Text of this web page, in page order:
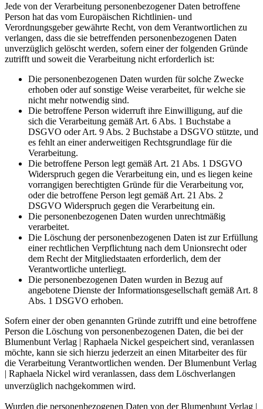
Jede von der Verarbeitung personenbezogener Daten betroffene
Person hat das vom Europäischen Richtlinien- und
Verordnungsgeber gewährte Recht, von dem Verantwortlichen zu
verlangen, dass die sie betreffenden personenbezogenen Daten
unverzüglich gelöscht werden, sofern einer der folgenden Gründe
zutrifft und soweit die Verarbeitung nicht erforderlich ist:
Die personenbezogenen Daten wurden für solche Zwecke
erhoben oder auf sonstige Weise verarbeitet, für welche sie
nicht mehr notwendig sind.
Die betroffene Person widerruft ihre Einwilligung, auf die
sich die Verarbeitung gemäß Art. 6 Abs. 1 Buchstabe a
DSGVO oder Art. 9 Abs. 2 Buchstabe a DSGVO stützte, und
es fehlt an einer anderweitigen Rechtsgrundlage für die
Verarbeitung.
Die betroffene Person legt gemäß Art. 21 Abs. 1 DSGVO
Widerspruch gegen die Verarbeitung ein, und es liegen keine
vorrangigen berechtigten Gründe für die Verarbeitung vor,
oder die betroffene Person legt gemäß Art. 21 Abs. 2
DSGVO Widerspruch gegen die Verarbeitung ein.
Die personenbezogenen Daten wurden unrechtmäßig
verarbeitet.
Die Löschung der personenbezogenen Daten ist zur Erfüllung
einer rechtlichen Verpflichtung nach dem Unionsrecht oder
dem Recht der Mitgliedstaaten erforderlich, dem der
Verantwortliche unterliegt.
Die personenbezogenen Daten wurden in Bezug auf
angebotene Dienste der Informationsgesellschaft gemäß Art. 8
Abs. 1 DSGVO erhoben.
Sofern einer der oben genannten Gründe zutrifft und eine betroffene
Person die Löschung von personenbezogenen Daten, die bei der
Blumenbunt Verlag | Raphaela Nickel gespeichert sind, veranlassen
möchte, kann sie sich hierzu jederzeit an einen Mitarbeiter des für
die Verarbeitung Verantwortlichen wenden. Der Blumenbunt Verlag
| Raphaela Nickel wird veranlassen, dass dem Löschverlangen
unverzüglich nachgekommen wird.
Wurden die personenbezogenen Daten von der Blumenbunt Verlag |